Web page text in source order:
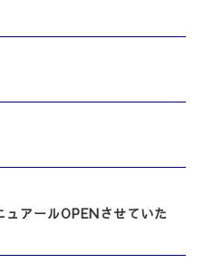
アールOPENさせていた